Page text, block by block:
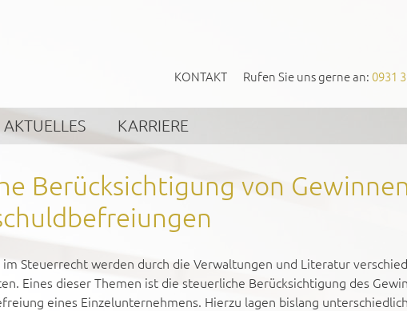
Rufen Sie uns gerne an: 0931
KONTAKT
AKTUELLES KARRIERE
Berücksichtigung von
Steuerrecht werden durch die Verwaltungen und Literatur
Eines dieser Themen ist die steuerliche Berücksichtigung des
eines Einzelunternehmens. Hierzu lagen bislang